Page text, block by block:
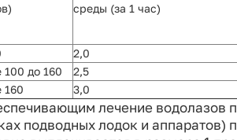
среды (за 1 час)
2,0
до 160 2,5
3,0
лечение водолазов
подводных лодок и